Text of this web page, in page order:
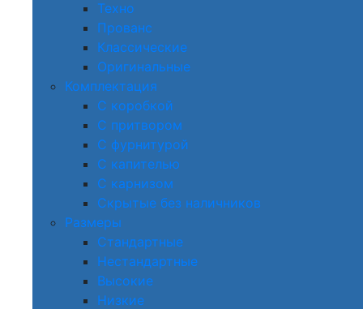
Техно
Прованс
Классические
Оригинальные
Комплектация
С коробкой
С притвором
С фурнитурой
С капителью
С карнизом
Скрытые без наличников
Размеры
Стандартные
Нестандартные
Высокие
Низкие